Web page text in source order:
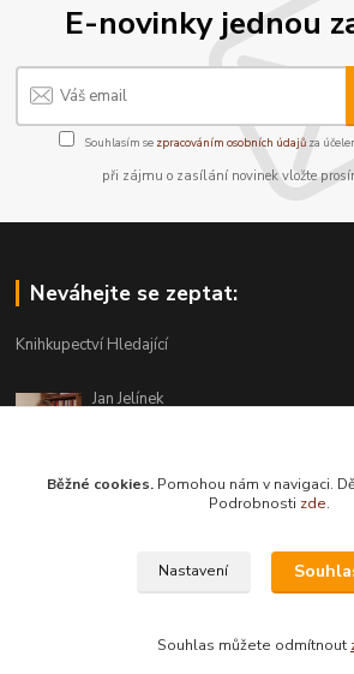
E-novinky jednou
Souhlasím se zpracováním osobních údajůza
při zájmu o zasílání novinek vložte
Neváhejte se zeptat:
Knihkupectví Hledající
Jan Jelínek
info@hledajici.cz
Běžné cookies. Pomohou nám v navigaci.
Podrobnosti zde.
Nastavení
Souhlas můžete odmítnout